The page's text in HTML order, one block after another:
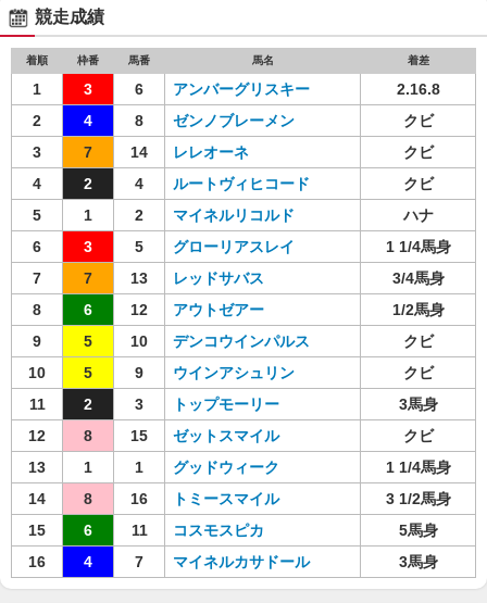
競走成績
着順 枠番 馬番 馬名 着差
1 3 6 アンバーグリスキー
2.16.8
2
4 8 ゼンノブレーメン
クビ
3
7 14 レレオーネ
クビ
4
2 4 ルートヴィヒコード
クビ
5
1 2 マイネルリコルド
ハナ
6
3 5 グローリアスレイ
1 1/4馬身
7
7 13 レッドサバス
3/4馬身
8
6 12 アウトゼアー
1/2馬身
9
5 10 デンコウインパルス
クビ
10
5 9 ウインアシュリン
クビ
11
2 3 トップモーリー
3馬身
12
8 15 ゼットスマイル
クビ
13
1 1 グッドウィーク
1 1/4馬身
14
8 16 トミースマイル
3 1/2馬身
15
6 11 コスモスピカ
5馬身
16
4 7 マイネルカサドール 3馬身